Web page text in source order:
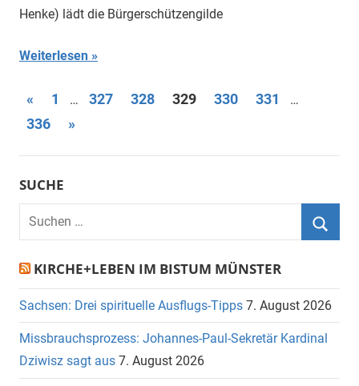
Henke) lädt die Bürgerschützengilde
Weiterlesen
Seitennummerierung
der
Beiträge
« Vorherige
Beiträge
1 … 327 328 329 330 331 …
336
Nächste
»
SUCHE
Suchen
nach:
KIRCHE+LEBEN IM BISTUM MÜNSTER
Sachsen: Drei spirituelle Ausflugs-Tipps 7. August 2026
Missbrauchsprozess: Johannes-Paul-Sekretär Kardinal
Dziwisz sagt aus 7. August 2026